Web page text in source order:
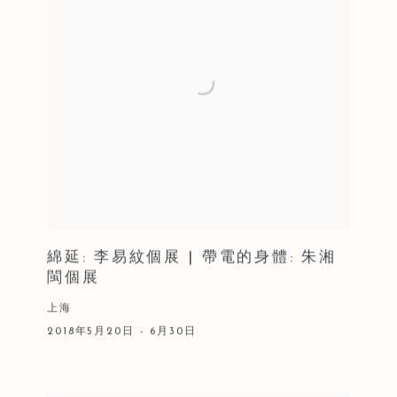
綿延: 李易紋個展 | 帶電的身體: 朱湘
閩個展
上海
2018年5月20日 - 6月30日